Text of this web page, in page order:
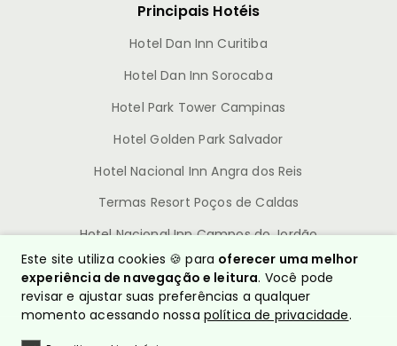
Principais Hotéis
Hotel Dan Inn Curitiba
Hotel Dan Inn Sorocaba
Hotel Park Tower Campinas
Hotel Golden Park Salvador
Hotel Nacional Inn Angra dos Reis
Termas Resort Poços de Caldas
Hotel Nacional Inn Campos do Jordão
Este site utiliza cookies 🍪 para oferecer uma melhor
experiência de navegação e leitura. Você pode
revisar e ajustar suas preferências a qualquer
momento acessando nossa política de privacidade.